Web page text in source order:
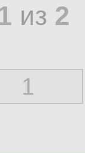
из 2
1